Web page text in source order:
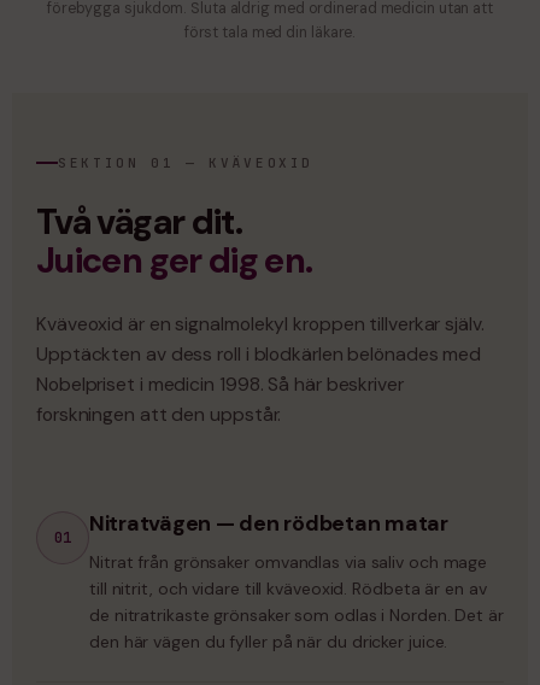
förebygga sjukdom. Sluta aldrig med ordinerad medicin utan att
först tala med din läkare.
SEKTION 01 — KVÄVEOXID
Två vägar dit.
Juicen ger dig en.
Kväveoxid är en signalmolekyl kroppen tillverkar själv.
Upptäckten av dess roll i blodkärlen belönades med
Nobelpriset i medicin 1998. Så här beskriver
forskningen att den uppstår.
01 Nitratvägen — den rödbetan matar
Nitrat från grönsaker omvandlas via saliv och mage
till nitrit, och vidare till kväveoxid. Rödbeta är en av
de nitratrikaste grönsaker som odlas i Norden. Det är
den här vägen du fyller på när du dricker juice.